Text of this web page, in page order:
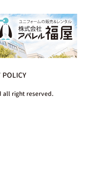
POLICY
all right reserved.